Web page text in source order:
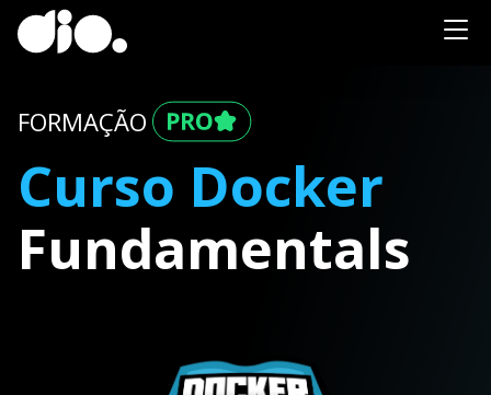
FORMAÇÃO
Curso Docker
Fundamentals